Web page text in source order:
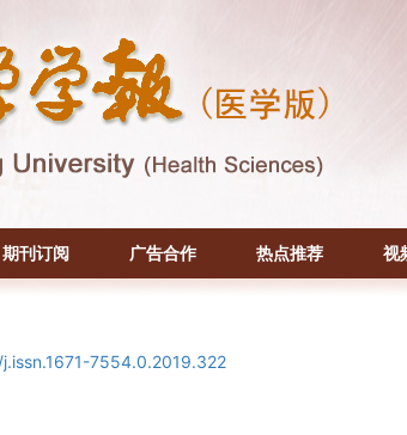
期刊订阅 广告合作 热点推荐 视
7554.0.2019.322